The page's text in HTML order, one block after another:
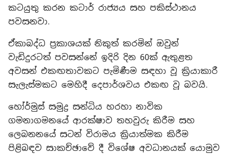
කටයුතු කරන කටාර් රාජ්‍යය සහ පකිස්ථානය
පවසනවා.
ඒකාබද්ධ ප්‍රකාශයක් නිකුත් කරමින් ඔවුන්
වැඩිදුරටත් පවසන්නේ ඉදිරි දින 60ක් ඇතුළත
අවසන් එකඟතාවකට පැමිණීම සඳහා වූ ක්‍රියාකාරී
සැලැස්මකට මෙහිදී දෙපාර්ශවය එකඟ වූ බවයි.
හෝර්මුස් සමුද්‍ර සන්ධිය හරහා නාවික
ගමනාගමනයේ ආරක්ෂාව තහවුරු කිරීම සහ
ලෙබනනයේ සටන් විරාමය ක්‍රියාත්මක කිරීම
පිළිබඳව සාකච්ඡාවේ දී විශේෂ අවධානයක් යොමුව